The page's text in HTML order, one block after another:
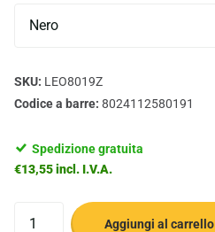
SKU: LEO8019Z
Codice a barre: 8024112580191
Spedizione gratuita
€13,55 incl. I.V.A.
Aggiungi al carrello